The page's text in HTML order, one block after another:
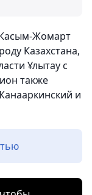
Жомарт
Казахстана,
Ұлытау с
также
и